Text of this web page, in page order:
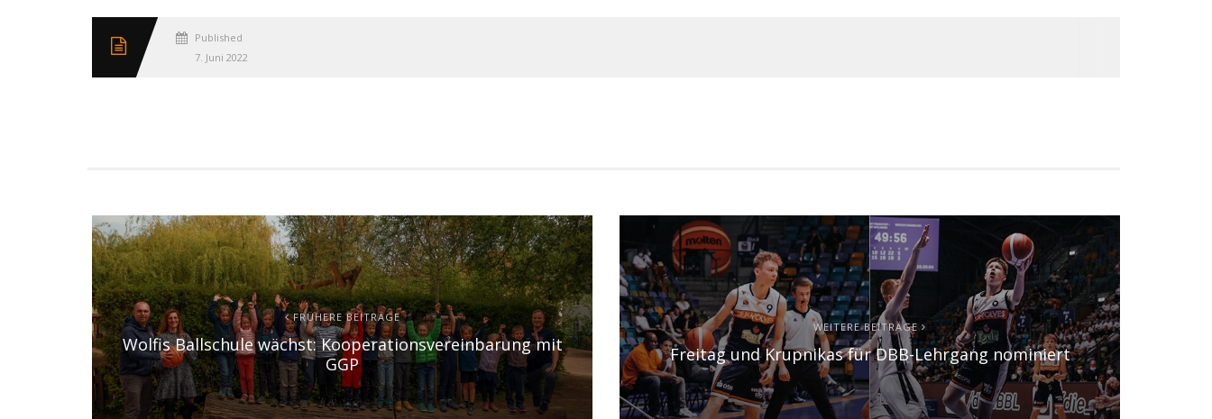
Published
7. Juni 2022
FRÜHERE BEITRÄGE
Wolfis Ballschule wächst: Kooperationsvereinbarung mit
GGP
WEITERE BEITRÄGE
Freitag und Krupnikas für DBB-Lehrgang nominiert